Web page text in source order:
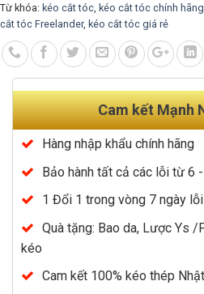
Từ khóa: kéo cắt tóc kéo cắt tóc chính hãng
cắt tóc Freelander, kéo cắt tóc giá rẻ
Cam kết Mạnh
Hàng nhập khẩu chính hãng
Bảo hành tất cả các lỗi từ 6
1 Đổi 1 trong vòng 7 ngày
Quà tặng: Bao da, Lược Ys /
kéo
Cam kết 100% kéo thép